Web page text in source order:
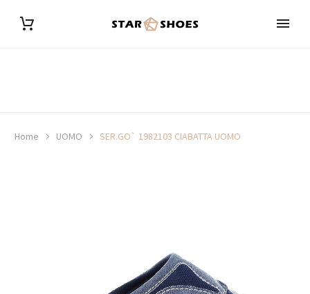
Home UOMO SER.GO` 1982103 CIABATTA UOMO